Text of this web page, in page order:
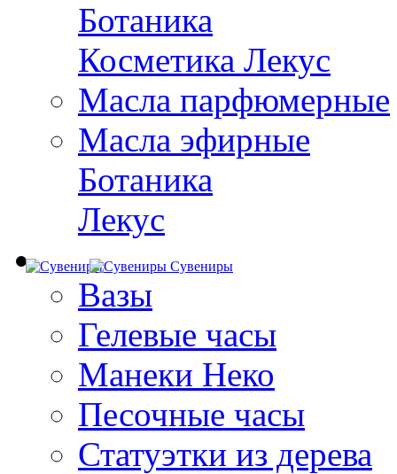
Ботаника
Косметика Лекус
Масла парфюмерные
Масла эфирные
Ботаника
Лекус
Сувениры
Вазы
Гелевые часы
Манеки Неко
Песочные часы
Статуэтки из дерева